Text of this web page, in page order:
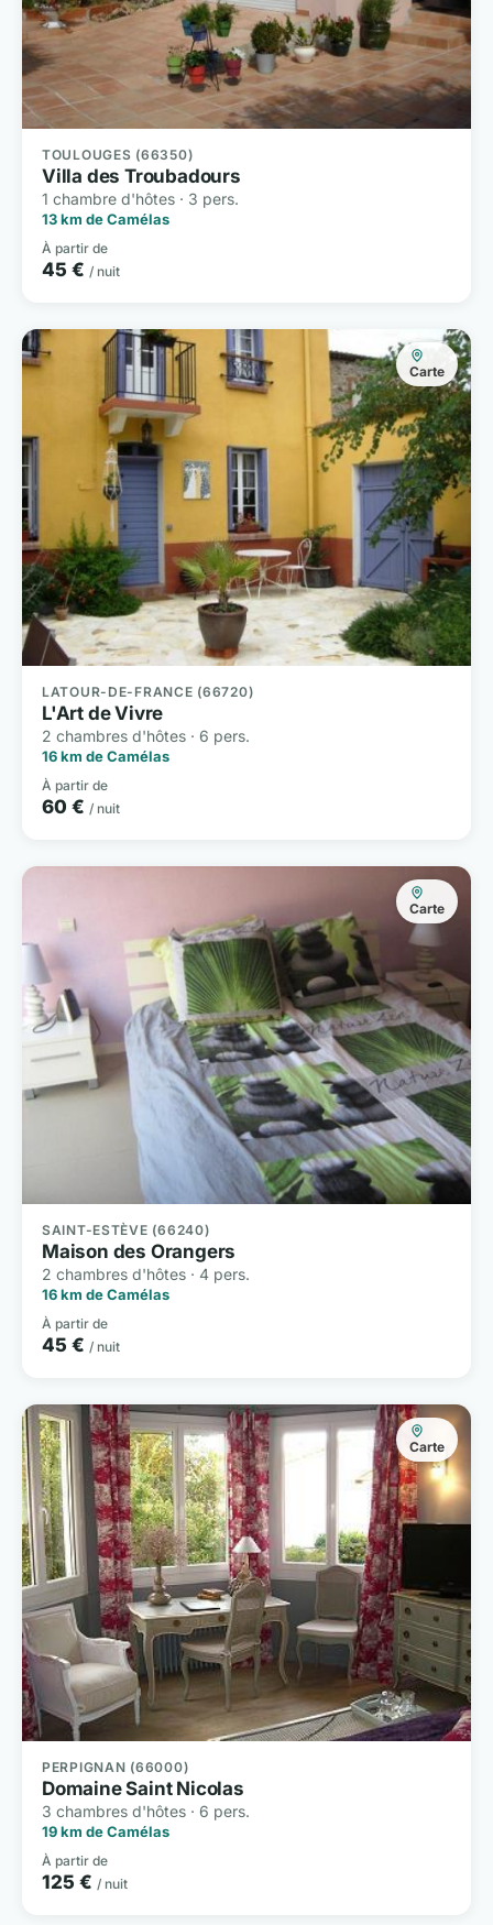
TOULOUGES (66350)
Villa des Troubadours
1 chambre d'hôtes · 3 pers.
13 km de Camélas
À partir de
45 € / nuit
Carte
LATOUR-DE-FRANCE (66720)
L'Art de Vivre
2 chambres d'hôtes · 6 pers.
16 km de Camélas
À partir de
60 € / nuit
Carte
SAINT-ESTÈVE (66240)
Maison des Orangers
2 chambres d'hôtes · 4 pers.
16 km de Camélas
À partir de
45 € / nuit
Carte
PERPIGNAN (66000)
Domaine Saint Nicolas
3 chambres d'hôtes · 6 pers.
19 km de Camélas
À partir de
125 € / nuit